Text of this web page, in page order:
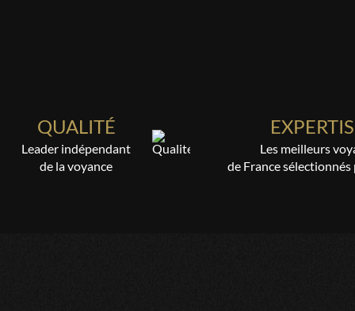
QUALITÉ
Leader indépendant
de la voyance
Les meilleurs
de France